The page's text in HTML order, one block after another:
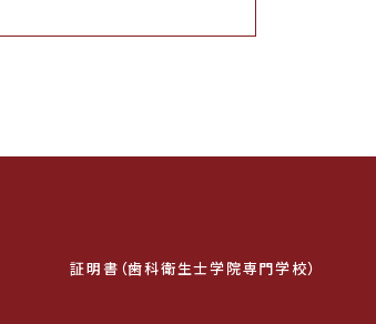
証明書（歯科衛生士学院専門学校）